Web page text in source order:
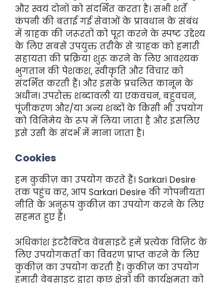
और स्वयं दोनों को संदर्भित करता है। सभी शर्तें
कंपनी की बताई गई सेवाओं के प्रावधान के संबंध
में ग्राहक की जरूरतों को पूरा करने के स्पष्ट उद्देश्य
के लिए सबसे उपयुक्त तरीके से ग्राहक को हमारी
सहायता की प्रक्रिया शुरू करने के लिए आवश्यक
भुगतान की पेशकश, स्वीकृति और विचार को
संदर्भित करती हैं। और इसके प्रचलित कानून के
अधीन। उपरोक्त शब्दावली या एकवचन, बहुवचन,
पूंजीकरण और/या अन्य शब्दों के किसी भी उपयोग
को विनिमेय के रूप में लिया जाता है और इसलिए
इसे उसी के संदर्भ में माना जाता है।
Cookies
हम कुकीज़ का उपयोग करते हैं। Sarkari Desire
तक पहुंच कर, आप Sarkari Desire की गोपनीयता
नीति के अनुरूप कुकीज़ का उपयोग करने के लिए
सहमत हुए हैं।
अधिकांश इंटरैक्टिव वेबसाइटें हमें प्रत्येक विज़िट के
लिए उपयोगकर्ता का विवरण प्राप्त करने के लिए
कुकीज़ का उपयोग करती हैं। कुकीज़ का उपयोग
हमारी वेबसाइट द्वारा कुछ क्षेत्रों की कार्यक्षमता को